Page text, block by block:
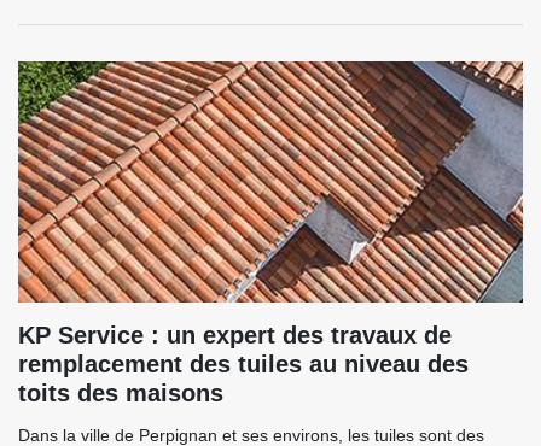
KP Service : un expert des travaux de
remplacement des tuiles au niveau des
toits des maisons
Dans la ville de Perpignan et ses environs, les tuiles sont des